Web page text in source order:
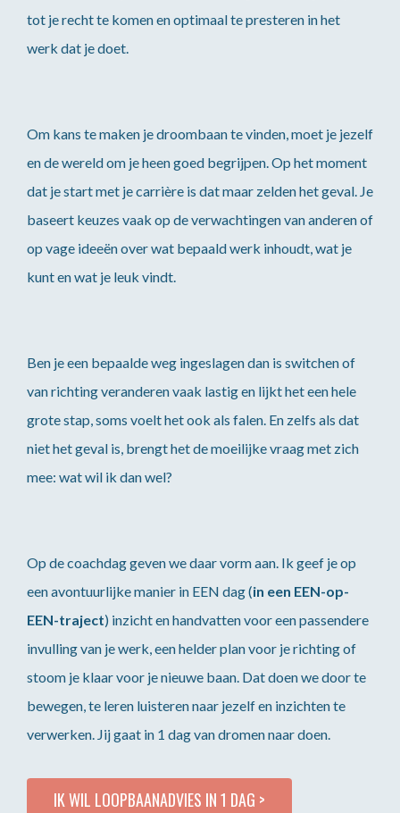
tot je recht te komen en optimaal te presteren in het
werk dat je doet.
Om kans te maken je droombaan te vinden, moet je jezelf
en de wereld om je heen goed begrijpen. Op het moment
dat je start met je carrière is dat maar zelden het geval. Je
baseert keuzes vaak op de verwachtingen van anderen of
op vage ideeën over wat bepaald werk inhoudt, wat je
kunt en wat je leuk vindt.
Ben je een bepaalde weg ingeslagen dan is switchen of
van richting veranderen vaak lastig en lijkt het een hele
grote stap, soms voelt het ook als falen. En zelfs als dat
niet het geval is, brengt het de moeilijke vraag met zich
mee: wat wil ik dan wel?
Op de coachdag geven we daar vorm aan. Ik geef je op
een avontuurlijke manier in EEN dag (in een EEN-op-
EEN-traject) inzicht en handvatten voor een passendere
invulling van je werk, een helder plan voor je richting of
stoom je klaar voor je nieuwe baan. Dat doen we door te
bewegen, te leren luisteren naar jezelf en inzichten te
verwerken. Jij gaat in 1 dag van dromen naar doen.
IK WIL LOOPBAANADVIES IN 1 DAG >